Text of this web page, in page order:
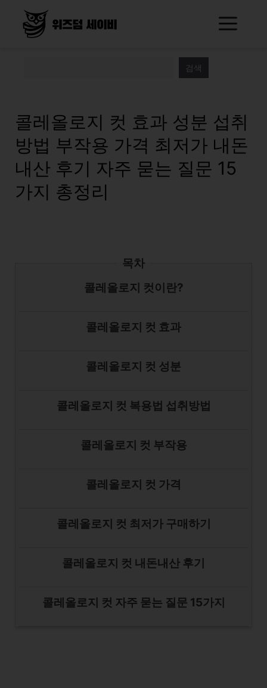
검색
콜레올로지 컷 효과 성분 섭취
방법 부작용 가격 최저가 내돈
내산 후기 자주 묻는 질문 15
가지 총정리
목차
콜레올로지 컷이란?
콜레올로지 컷 효과
콜레올로지 컷 성분
콜레올로지 컷 복용법 섭취방법
콜레올로지 컷 부작용
콜레올로지 컷 가격
콜레올로지 컷 최저가 구매하기
콜레올로지 컷 내돈내산 후기
콜레올로지 컷 자주 묻는 질문 15가지